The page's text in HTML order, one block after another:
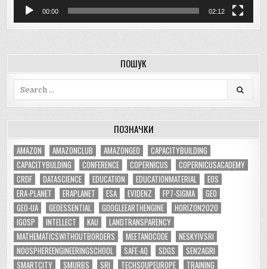
00:00 02:12
ПОШУК
ПОЗНАЧКИ
AMAZON AMAZONCLUB AMAZONGEO
CAPACITYBUILDING
CAPACITYBULDING
CONFERENCE COPERNICUS
COPERNICUSACADEMY
CRDF
DATASCIENCE EDUCATION EDUCATIONMATERIAL
EOS
ERA-PLANET
ERAPLANET ESA EVIDENZ FP7-SIGMA
GEO
GEO-UA
GEOESSENTIAL GOOGLEEARTHENGINE
HORIZON2020
IGOSP
INTELLECT KAU
LANDTRANSPARENCY
MATHEMATICSWITHOUTBORDERS
MEETANDCODE
NESKYIVSRI
NOOSPHEREENGINEERINGSCHOOL
SAFE-AQ SDGS
SEN2AGRI
SMARTCITY
SMURBS SRI TECHSOUPEUROPE TRAINING